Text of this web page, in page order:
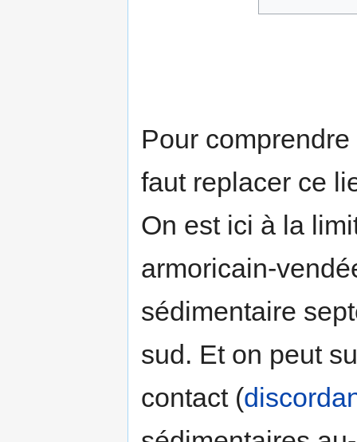
Pour
faut replacer ce
On est ici à la
armoricain-
sédimentaire
sud. Et on peut
contact (